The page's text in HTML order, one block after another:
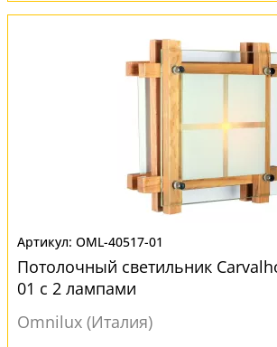
OML-40517-01
Потолочный светильник
01 с 2 лампами
Omnilux (Италия)